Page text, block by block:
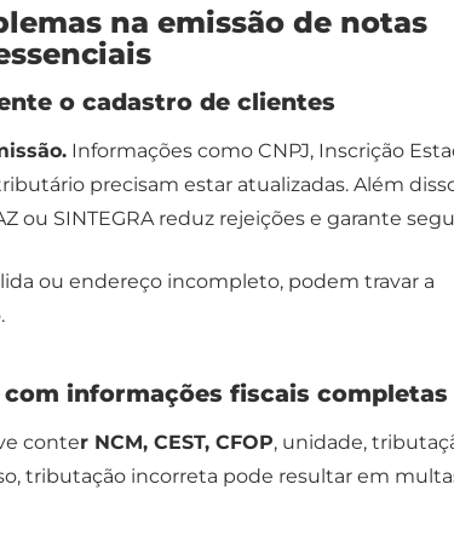
na emissão de notas
o cadastro de clientes
Informações como CNPJ, Inscrição
precisam estar atualizadas. Além
ou SINTEGRA reduz rejeições e garante
ou endereço incompleto, podem travar a
informações fiscais completas
conter NCM, CEST, CFOP, unidade,
tributação incorreta pode resultar em